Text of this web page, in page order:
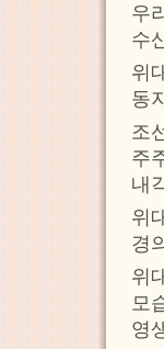
우
수
위
동
조
주
내
위
경
위
모
영